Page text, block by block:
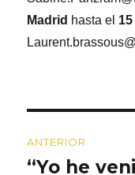
Madrid hasta el
de
ANTERIOR
Entrada
“Yo he